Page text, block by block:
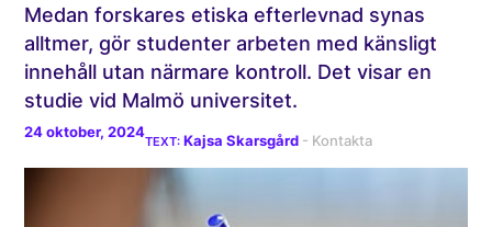
Medan forskares etiska efterlevnad synas
alltmer, gör studenter arbeten med känsligt
innehåll utan närmare kontroll. Det visar en
studie vid Malmö universitet.
24 oktober, 2024
Kajsa Skarsgård